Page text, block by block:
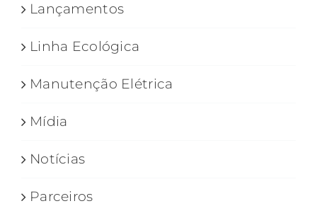
Lançamentos
Linha Ecológica
Manutenção Elétrica
Mídia
Notícias
Parceiros